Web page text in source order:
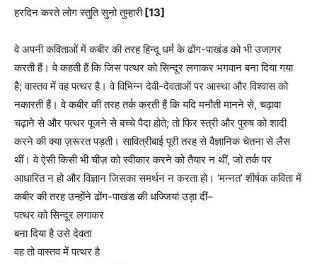
हरदिन करते लोग स्तुति सुनो तुम्हारी[13]
वे अपनी कविताओं में कबीर की तरह हिन्दू धर्म के ढोंग-पाखंड को भी उजागर
करती हैं। वे कहती हैं कि जिस पत्थर को सिन्दूर लगाकर भगवान बना दिया गया
है; वास्तव में वह पत्थर है। वे विभिन्न देवी-देवताओं पर आस्था और विश्वास को
नकारती हैं। वे कबीर की तरह तर्क करती हैं कि यदि मनौती मानने से, चढ़ावा
चढ़ाने से और पत्थर पूजने से बच्चे पैदा होते; तो फिर स्त्री और पुरुष को शादी
करने की क्या ज़रूरत पड़ती। सावित्रीबाई पूरी तरह से वैज्ञानिक चेतना से लैस
थीं। वे ऐसी किसी भी चीज़ को स्वीकार करने को तैयार न थीं, जो तर्क पर
आधारित न हो और विज्ञान जिसका समर्थन न करता हो। ‘मन्नत’ शीर्षक कविता में
कबीर की तरह उन्होंने ढोंग-पाखंड की धज्जियां उड़ा दीं–
पत्थर को सिन्दूर लगाकर
बना दिया है उसे देवता
वह तो वास्तव में पत्थर है